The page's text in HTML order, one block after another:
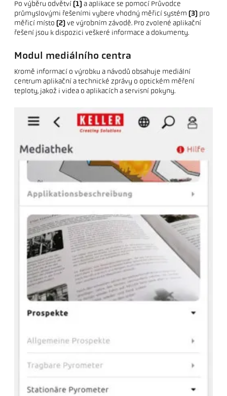
Po výběru odvětví(1) a aplikace se pomocí Průvodce
průmyslovými řešeními vybere vhodný měřicí systém(3) pro
měřicí místo(2) ve výrobním závodě. Pro zvolené aplikační
řešení jsou k dispozici veškeré informace a dokumenty.
Modul mediálního centra
Kromě informací o výrobku a návodů obsahuje mediální
centrum aplikační a technické zprávy o optickém měření
teploty, jakož i videa o aplikacích a servisní pokyny.